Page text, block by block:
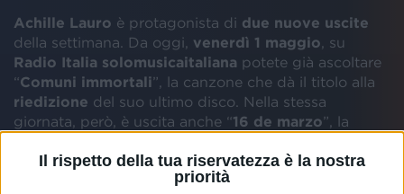
Il rispetto della tua riservatezza è la nostra
priorità
Achille Lauro è protagonista di due nuove uscite
della settimana. Da oggi, venerdì 1 maggio , su
Radio Italia solomusicaitaliana potete già ascoltare
“Comuni immortali”, la canzone che dà il titolo alla
riedizione del suo ultimo disco. Nella stessa
giornata, però, è uscita anche “16 de marzo”, la
insieme aLaura Pausini: disponibile anche ilvideo